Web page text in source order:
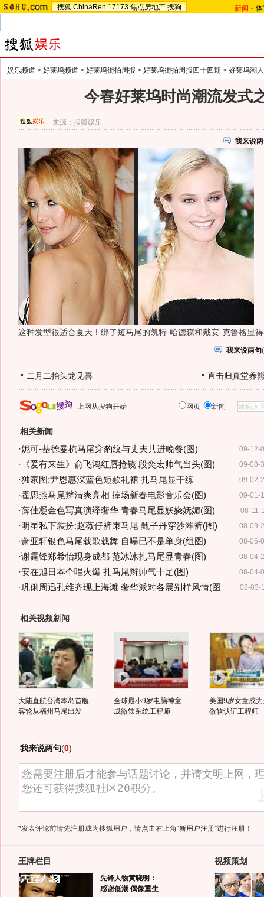
搜狐 ChinaRen 17173 焦点房地产 搜狗 新闻 -
娱乐频道 > 好莱坞频道 > 好莱坞街拍周报 > 好莱坞街拍周报四十四期 > 好莱坞潮
今春好莱坞时尚潮流发式
来源：搜狐娱乐
我来说
这种发型很适合夏天！绑了短马尾的凯特-哈德森和戴安-克鲁格显
我来说两句(
二月二抬头龙见喜 直击归真堂养
上网从搜狗开始 网页 新闻
相关新闻
09-12-
·妮可-基德曼梳马尾穿豹纹与丈夫共进晚餐(图)
09-08-
· 《爱有来生》俞飞鸿红唇抢镜 段奕宏帅气当头(图)
09-02-
·独家图:尹恩惠深蓝色短款礼裙 扎马尾显干练
09-01-
·霍思燕马尾辫清爽亮相 捧场新春电影音乐会(图)
08-11-
·薛佳凝金色写真演绎奢华 青春马尾显妖娆妩媚(图)
08-09-
·明星私下装扮:赵薇仔裤束马尾 甄子丹穿沙滩裤(图)
08-06-
·萧亚轩银色马尾载歌载舞 自曝已不是单身(组图)
08-04-
·谢霆锋郑希怡现身成都 范冰冰扎马尾显青春(图)
08-04-
·安在旭日本个唱火爆 扎马尾辫帅气十足(图)
08-03-
·巩俐周迅孔维齐现上海滩 奢华派对各展别样风情(图
相关视频新闻
大陆直航台湾本岛首艘
客轮从福州马尾出发
全球最小9岁电脑神童
成微软系统工程师
美国9岁女童成
微软认证工程师
我来说两句(0)
*发表评论前请先注册成为搜狐用户，请点击右上角“新用户注册”进行注册！
王牌栏目
先锋人物黄晓明：
感谢低潮 偶像重生
视频策划